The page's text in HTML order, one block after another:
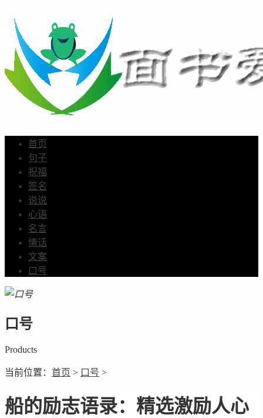
首页
句子
祝福
签名
说说
心语
名言
情话
文案
口号
口号
Products
当前位置： 首页 > 口号 >
船的励志语录：精选激励人心